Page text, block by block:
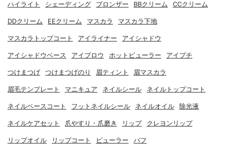
ハイライト シェーディング ブロンザー BBクリーム CCクリーム
DDクリーム EEクリーム マスカラ マスカラ下地
マスカラトップコート アイライナー アイシャドウ
アイシャドウベース アイブロウ ホットビューラー アイプチ
つけまつげ つけまつげのり 眉ティント 眉マスカラ
眉毛テンプレート マニキュア ネイルシール ネイルトップコート
ネイルベースコート フットネイルシール ネイルオイル 除光液
ネイルケアセット 爪やすり・爪磨き リップ クレヨンリップ
リップオイル リップコート ビューラー パフ